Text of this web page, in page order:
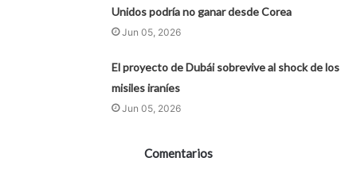
Unidos podría no ganar desde Corea
Jun 05, 2026
El proyecto de Dubái sobrevive al shock de los
misiles iraníes
Jun 05, 2026
Comentarios